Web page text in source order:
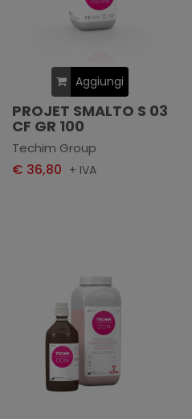
Aggiungi
PROJET SMALTO S 03
CF GR 100
Techim Group
€ 36,80 + IVA